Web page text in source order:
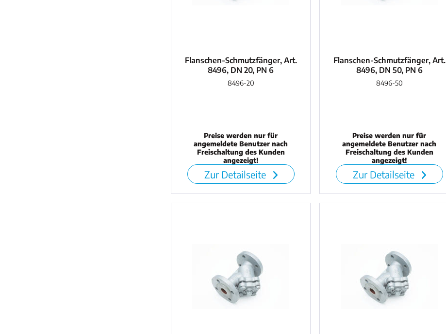
Flanschen-Schmutzfänger, Art.
8496, DN 20, PN 6
8496-20
Preise werden nur für
angemeldete Benutzer nach
Freischaltung des Kunden
angezeigt!
Zur Detailseite
Flanschen-Schmutzfänger, Art.
8496, DN 50, PN 6
8496-50
Preise werden nur für
angemeldete Benutzer nach
Freischaltung des Kunden
angezeigt!
Zur Detailseite